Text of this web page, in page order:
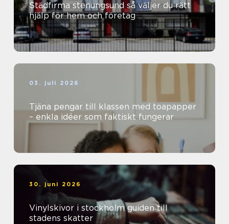
Städfirma stenungsund så väljer du rätt
hjälp för hem och företag
03. juli 2026
Tjäna pengar till klassen med toapapper
– enkla idéer som faktiskt fungerar
30. juni 2026
Vinylskivor i stockholm guiden till
stadens skatter